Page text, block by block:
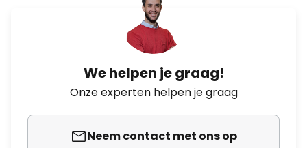
We helpen je graag!
Onze experten helpen je graag
Neem contact met ons op